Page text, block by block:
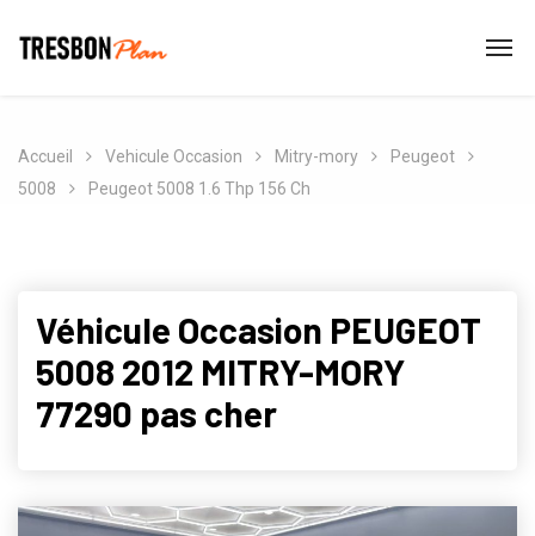
Accueil Vehicule Occasion Mitry-mory
Peugeot
5008
Peugeot 5008 1.6 Thp 156 Ch
Véhicule Occasion PEUGEOT
5008 2012 MITRY-MORY
77290 pas cher